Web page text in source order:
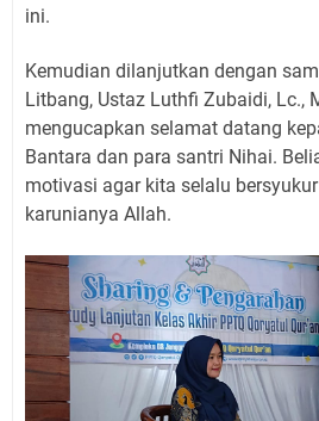
ini.
Kemudian dilanjutkan dengan
Litbang, Ustaz Luthfi Zubaidi, Lc.,
mengucapkan selamat datang
Bantara dan para santri Nihai.
motivasi agar kita selalu
karunianya Allah.